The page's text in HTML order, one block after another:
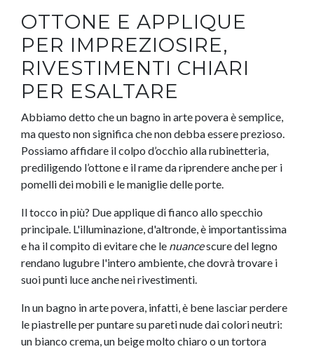
OTTONE E APPLIQUE
PER IMPREZIOSIRE,
RIVESTIMENTI CHIARI
PER ESALTARE
Abbiamo detto che un bagno in arte povera è semplice,
ma questo non significa che non debba essere prezioso.
Possiamo affidare il colpo d’occhio alla rubinetteria,
prediligendo l’ottone e il rame da riprendere anche per i
pomelli dei mobili e le maniglie delle porte.
Il tocco in più? Due applique di fianco allo specchio
principale. L'illuminazione, d'altronde, è importantissima
e ha il compito di evitare che le nuancescure del legno
rendano lugubre l'intero ambiente, che dovrà trovare i
suoi punti luce anche nei rivestimenti.
In un bagno in arte povera, infatti, è bene lasciar perdere
le piastrelle per puntare su pareti nude dai colori neutri:
un bianco crema, un beige molto chiaro o un tortora